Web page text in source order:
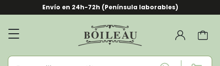
Envío en 24h-72h (Península laborables)